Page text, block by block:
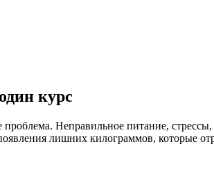
курс
Неправильное питание, стрессы,
лишних килограммов, которые